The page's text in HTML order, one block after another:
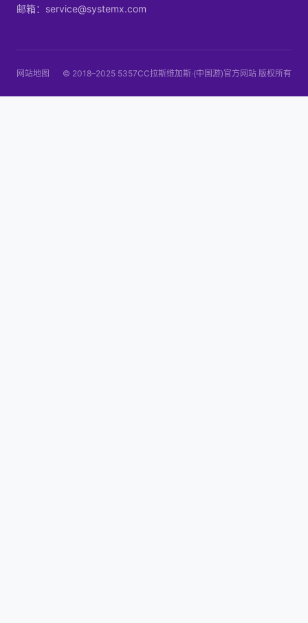
邮箱：service@systemx.com
网站地图 © 2018–2025 5357CC拉斯维加斯·(中国游)官方网站 版权所有